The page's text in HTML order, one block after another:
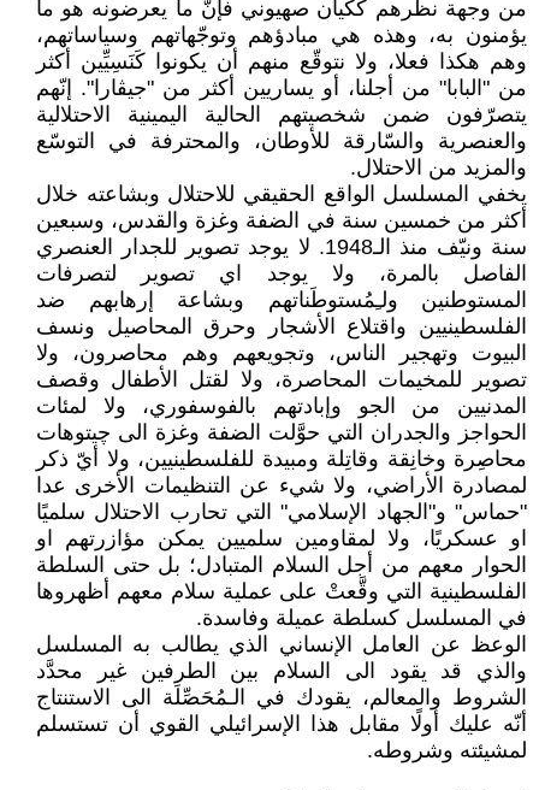
من وجهة نظرهم ككيان صهيوني فإنّ ما يعرضونه هو ما
يؤمنون به، وهذه هي مبادؤهم وتوجّهاتهم وسياساتهم،
وهم هكذا فعلا، ولا نتوقّع منهم أن يكونوا كَنَسِيِّين أكثر
من "البابا" من أجلنا، أو يساريين أكثر من "جيڤارا". إنّهم
يتصرّفون ضمن شخصيتهم الحالية اليمينية الاحتلالية
والعنصرية والسّارقة للأوطان، والمحترفة في التوسّع
والمزيد من الاحتلال.
يخفي المسلسل الواقع الحقيقي للاحتلال وبشاعته خلال
أكثر من خمسين سنة في الضفة وغزة والقدس، وسبعين
سنة ونيّف منذ الـ1948. لا يوجد تصوير للجدار العنصري
الفاصل بالمرة، ولا يوجد اي تصوير لتصرفات
المستوطنين ولـِمُستوطَناتهم وبشاعة إرهابهم ضد
الفلسطينيين واقتلاع الأشجار وحرق المحاصيل ونسف
البيوت وتهجير الناس، وتجويعهم وهم محاصرون، ولا
تصوير للمخيمات المحاصرة، ولا لقتل الأطفال وقصف
المدنيين من الجو وإبادتهم بالفوسفوري، ولا لمئات
الحواجز والجدران التي حوَّلت الضفة وغزة الى چيتوهات
محاصِرة وخانِقة وقاتِلة ومبيدة للفلسطينيين، ولا أيّ ذكر
لمصادرة الأراضي، ولا شيء عن التنظيمات الأخرى عدا
"حماس" و"الجهاد الإسلامي" التي تحارب الاحتلال سلميًا
او عسكريًا، ولا لمقاومين سلميين يمكن مؤازرتهم او
الحوار معهم من أجل السلام المتبادل؛ بل حتى السلطة
الفلسطينية التي وقَّعتْ على عملية سلام معهم أظهروها
في المسلسل كسلطة عميلة وفاسدة.
الوعظ عن العامل الإنساني الذي يطالب به المسلسل
والذي قد يقود الى السلام بين الطرفين غير محدَّد
الشروط والمعالم، يقودك في الـمُحَصِّلَة الى الاستنتاج
أنّه عليك أولًا مقابل هذا الإسرائيلي القوي أن تستسلم
لمشيئته وشروطه.